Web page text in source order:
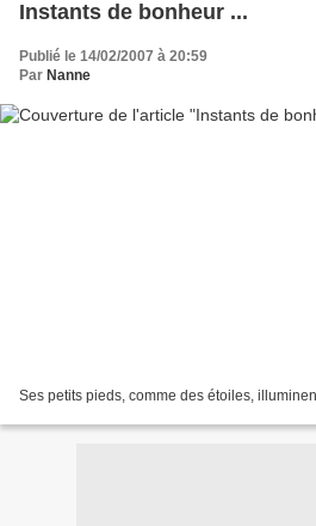
Instants de bonheur ...
Publié le 14/02/2007 à 20:59
Par Nanne
Ses petits pieds, comme des étoiles,